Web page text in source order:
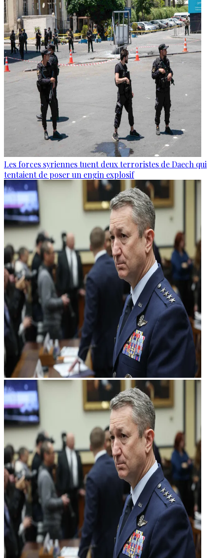
Les forces syriennes tuent deux terroristes de Daech qui
tentaient de poser un engin explosif